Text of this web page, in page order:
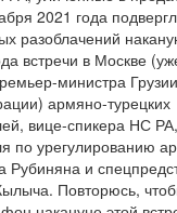
2021 года
разоблачений
встречи в Москве
министра
армяно-турецких
вице-спикера НС РА,
по урегулированию
Рубиняна и
Повторюсь,